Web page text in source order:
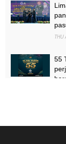
THU
55